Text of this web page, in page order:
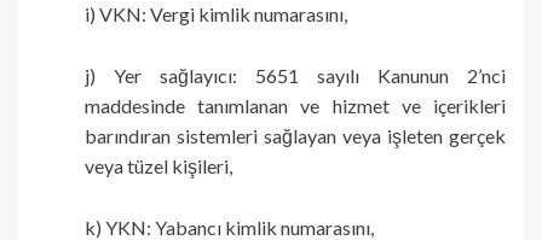
i) VKN: Vergi kimlik numarasını,
j) Yer sağlayıcı: 5651 sayılı Kanunun 2’nci
maddesinde tanımlanan ve hizmet ve içerikleri
barındıran sistemleri sağlayan veya işleten gerçek
veya tüzel kişileri,
k) YKN: Yabancı kimlik numarasını,